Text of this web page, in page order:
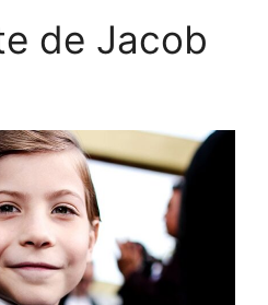
de Jacob